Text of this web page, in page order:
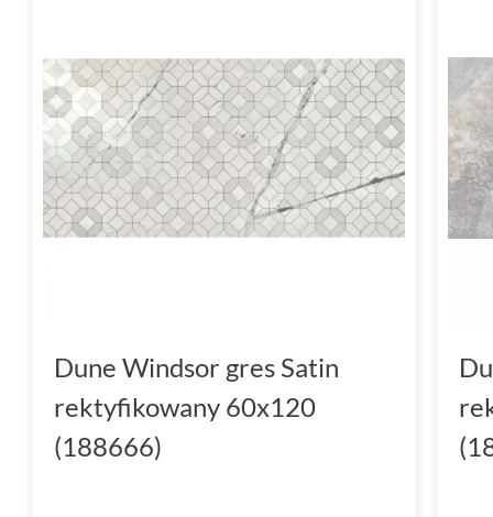
Dune Windsor gres Satin
rektyfikowany 60x120
(188666)